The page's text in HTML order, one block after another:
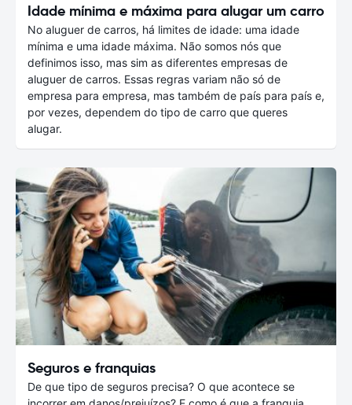
Idade mínima e máxima para alugar um carro
No aluguer de carros, há limites de idade: uma idade
mínima e uma idade máxima. Não somos nós que
definimos isso, mas sim as diferentes empresas de
aluguer de carros. Essas regras variam não só de
empresa para empresa, mas também de país para país e,
por vezes, dependem do tipo de carro que queres
alugar.
Seguros e franquias
De que tipo de seguros precisa? O que acontece se